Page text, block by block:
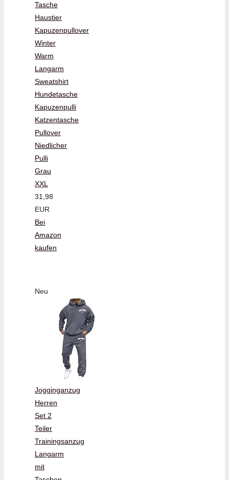
Tasche
Haustier
Kapuzenpullover
Winter
Warm
Langarm
Sweatshirt
Hundetasche
Kapuzenpulli
Katzentasche
Pullover
Niedlicher
Pulli
Grau
XXL
31,98
EUR
Bei
Amazon
kaufen
Neu
Jogginganzug
Herren
Set 2
Teiler
Trainingsanzug
Langarm
mit